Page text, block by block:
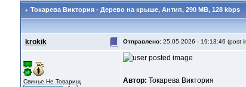
Токарева Виктория - Дерево на крыше, Антип, 290 MB, 128 kbps
krokik Отправлено: 25.05.2026 - 19:13:46 (post
Свинье Не Товарищ Автор: Токарева Виктория